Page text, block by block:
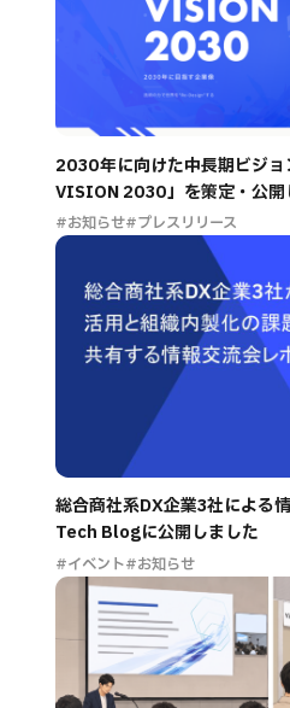
2030年に向けた中長期ビジ
VISION 2030」を策定・公開
#お知らせ#プレスリリース
総合商社系DX企業3社による
Tech Blogに公開しました
#イベント#お知らせ